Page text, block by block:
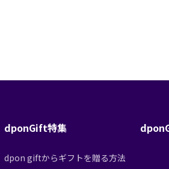
dponGift特集
dpon giftからギフトを贈る方法